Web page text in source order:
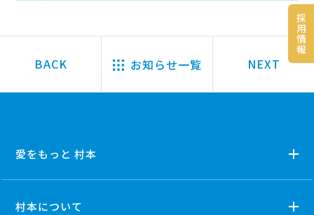
採
用
情
報
お知らせ一覧
愛をもっと 村本
村本について